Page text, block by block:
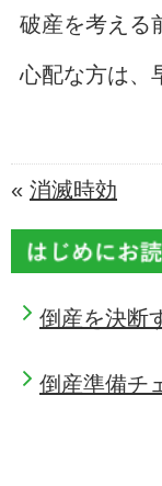
倒産を決断
倒産準備チ
破産を考える
心配な方は、
« 消滅時効